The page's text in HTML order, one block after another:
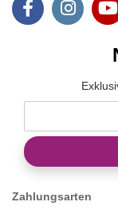
Zahlungsarten